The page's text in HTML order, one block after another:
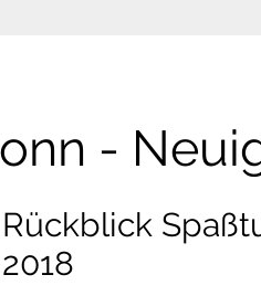
-
Rückblick
2018